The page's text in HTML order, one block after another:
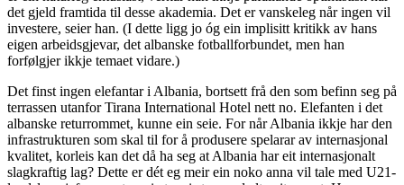
det gjeld framtida til desse akademia. Det er vanskeleg når ingen vil
investere, seier han. (I dette ligg jo óg ein implisitt kritikk av hans
eigen arbeidsgjevar, det albanske fotballforbundet, men han
forfølgjer ikkje temaet vidare.)
Det finst ingen elefantar i Albania, bortsett frå den som befinn seg på
terrassen utanfor Tirana International Hotel nett no. Elefanten i det
albanske returrommet, kunne ein seie. For når Albania ikkje har den
infrastrukturen som skal til for å produsere spelarar av internasjonal
kvalitet, korleis kan det då ha seg at Albania har eit internasjonalt
slagkraftig lag? Dette er dét eg meir ein noko anna vil tale med U21-